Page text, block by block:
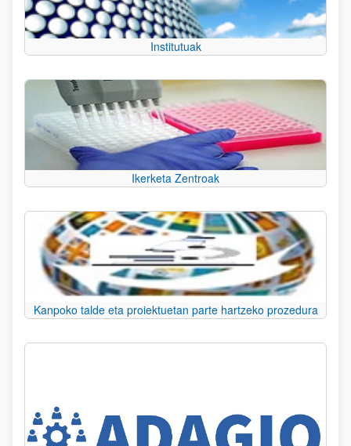
Institutuak
Ikerketa Zentroak
Kanpoko talde eta proiektuetan parte hartzeko prozedura